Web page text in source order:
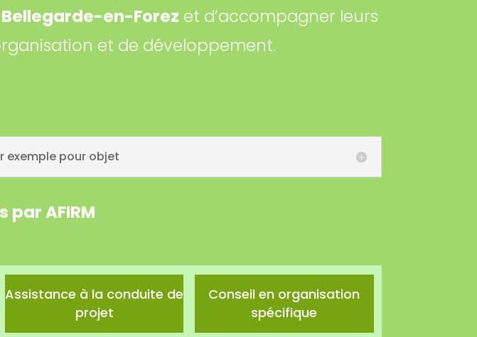
Bellegarde-en-Forez et d’accompagner leurs
et de développement.
exemple pour objet
AFIRM
Assistance à la conduite de
projet
Conseil en organisation
spécifique